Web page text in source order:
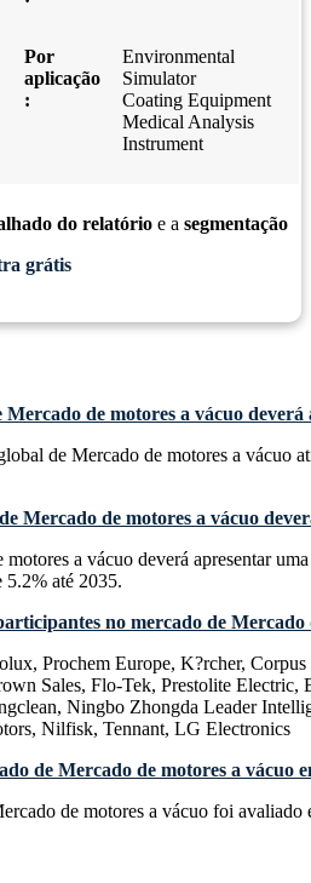
Por
aplicação
:
Environmental
Simulator
Coating Equipment
Medical Analysis
Instrument
do relatório e a segmentação
grátis
de motores a vácuo deverá
de Mercado de motores a vácuo
Mercado de motores a vácuo
a vácuo deverá apresentar
até 2035.
no mercado de Mercado
Prochem Europe, K?rcher, Corpus
Sales, Flo-Tek, Prestolite Electric,
Ningbo Zhongda Leader
Nilfisk, Tennant, LG Electronics
de Mercado de motores a vácuo
de motores a vácuo foi